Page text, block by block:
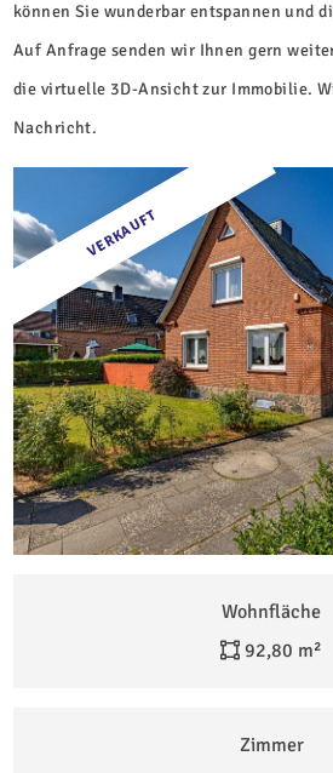
können Sie wunderbar entspannen und
Auf Anfrage senden wir Ihnen gern
die virtuelle 3D-Ansicht zur Immobilie.
Nachricht.
VERKAUFT
Wohnfläche
92,80 m²
Zimmer